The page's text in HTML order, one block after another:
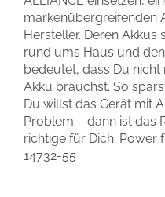
markenübergreifenden
Hersteller. Deren Akkus
rund ums Haus und
bedeutet, dass Du
Akku brauchst. So
Du willst das Gerät mit
Problem – dann ist das
richtige für Dich. Power
14732-55